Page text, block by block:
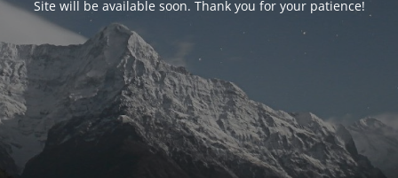
Site will be available soon. Thank you for your patience!